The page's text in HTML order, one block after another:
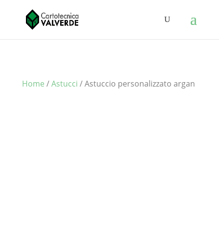
Home /Astucci / Astuccio personalizzato argan